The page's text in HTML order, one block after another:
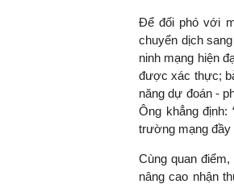
Để đối phó với
chuyển dịch
ninh mạng hiện
được xác thực;
năng dự đoán -
Ông khẳng
trường mạng đầy
Cùng quan
nâng cao nhận